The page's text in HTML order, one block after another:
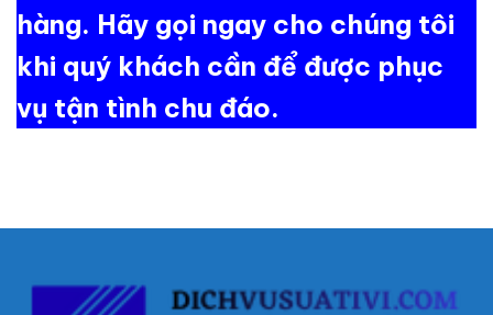
hàng. Hãy gọi ngay cho chúng tôi
khi quý khách cần để được phục
vụ tận tình chu đáo.